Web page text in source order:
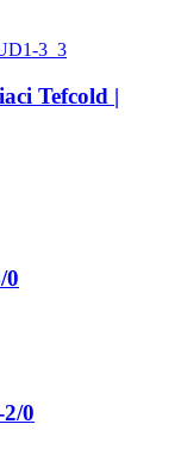
Tefcold |
0
0